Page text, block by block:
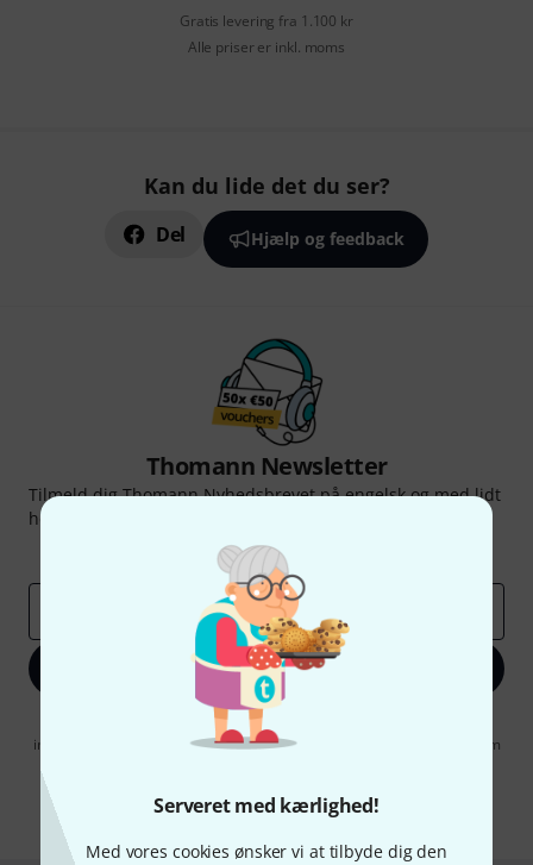
Serveret med kærlighed!
Med vores cookies ønsker vi at tilbyde dig den
Gratis levering fra 1.100 kr
Alle priser er inkl. moms
Kan du lide det du ser?
Del Hjælp og feedback
Thomann Newsletter
Tilmeld dig Thomann Nyhedsbrevet på engelsk og med lidt
held kan du vinde en af
Inspirerende bidrag
Tilbud
Tilmeld dig nu
Når jeg klikker på "Tilmeld dig nu", erklærer jeg mig samtidig
indforstået med at modtage e-mail-reklame. Dette tilsagn kan når som